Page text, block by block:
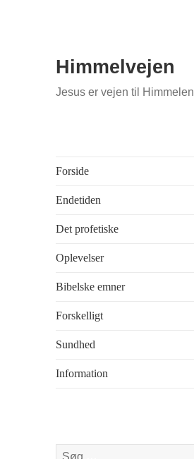
Himmelvejen
Jesus er vejen til Himmelen
Forside
Endetiden
Det profetiske
Oplevelser
Bibelske emner
Forskelligt
Sundhed
Information
Søg